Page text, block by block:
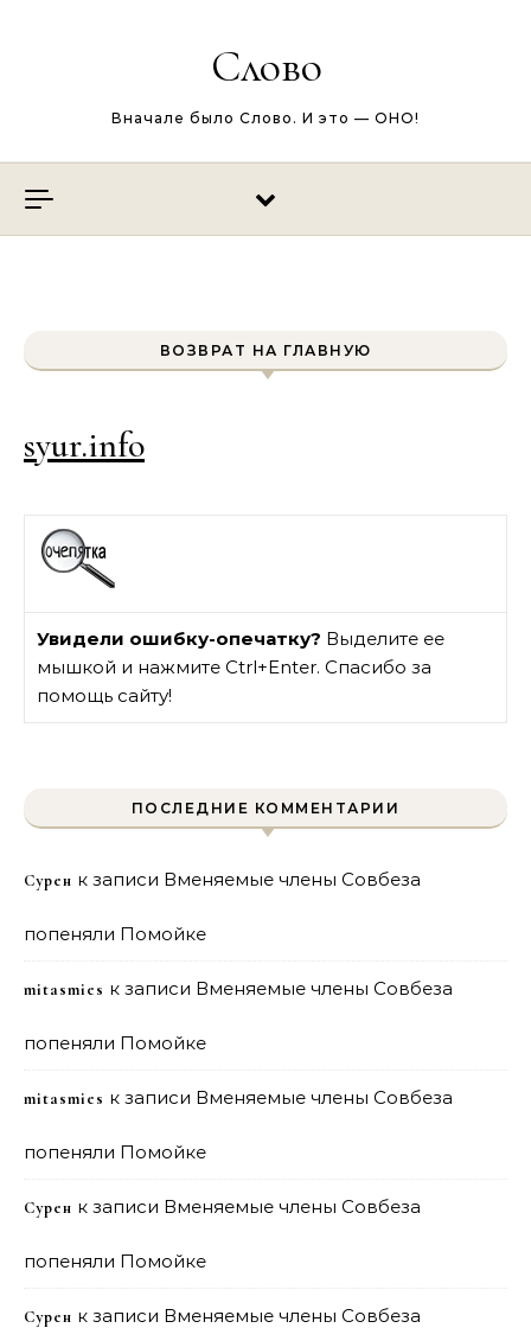
Слово
Вначале было Слово. И это — ОНО!
ВОЗВРАТ НА ГЛАВНУЮ
syur.info
Увидели ошибку-опечатку? Выделите ее
мышкой и нажмите Ctrl+Enter. Спасибо за
помощь сайту!
ПОСЛЕДНИЕ КОММЕНТАРИИ
Сурен к записи Вменяемые члены Совбеза
попеняли Помойке
mitasmies к записи Вменяемые члены Совбеза
попеняли Помойке
mitasmies к записи Вменяемые члены Совбеза
попеняли Помойке
Сурен к записи Вменяемые члены Совбеза
попеняли Помойке
Сурен к записи Вменяемые члены Совбеза